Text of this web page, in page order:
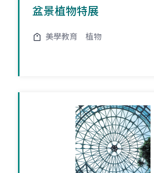
盆景植物特展
美學教育 植物